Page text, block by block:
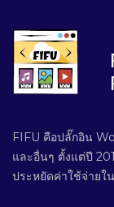
FIFU คือปลั๊กอิน
และอื่นๆ ตั้งแต่ปี
ประหยัดค่าใช้จ่ายใ